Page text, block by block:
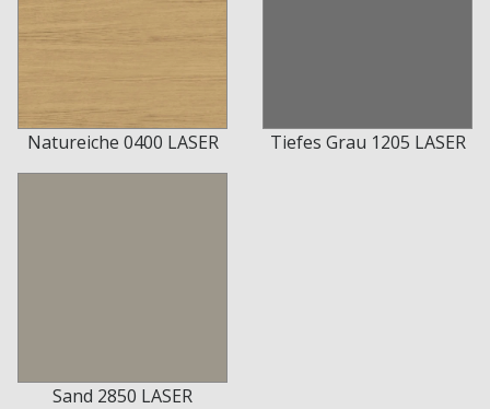
Natureiche 0400 LASER
Sand 2850 LASER
Tiefes Grau 1205 LASER